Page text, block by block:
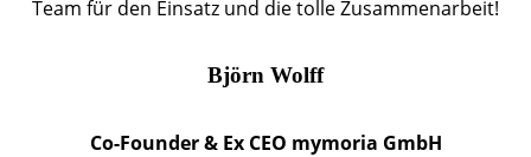
Team für den Einsatz und die tolle Zusammenarbeit!
Björn Wolff
Co-Founder & Ex CEO mymoria GmbH